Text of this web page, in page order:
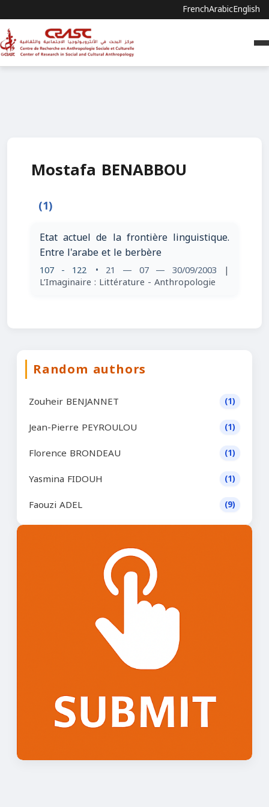
FrenchArabicEnglish
Mostafa BENABBOU
(1)
Etat actuel de la frontière linguistique.
Entre l'arabe et le berbère
107 - 122 • 21 — 07 — 30/09/2003 |
L’Imaginaire : Littérature - Anthropologie
Random authors
Zouheir BENJANNET (1)
Jean-Pierre PEYROULOU (1)
Florence BRONDEAU (1)
Yasmina FIDOUH (1)
Faouzi ADEL (9)